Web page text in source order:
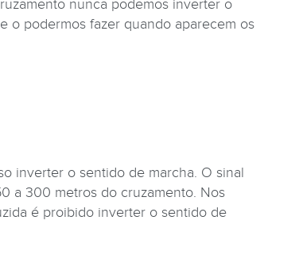
nunca podemos inverter o
o podermos fazer quando aparecem os
inverter o sentido de marcha. O sinal
a 300 metros do cruzamento. Nos
é proibido inverter o sentido de